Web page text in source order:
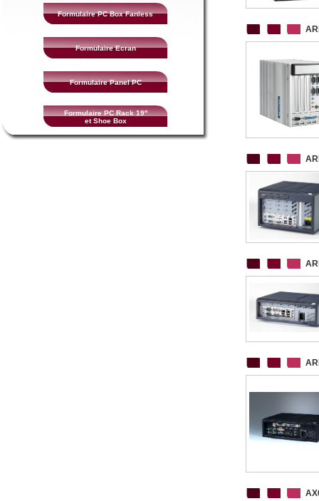
Formulaire PC Box Fanless
Formulaire Ecran
Formulaire Panel PC
Formulaire PC Rack 19''
et Shoe Box